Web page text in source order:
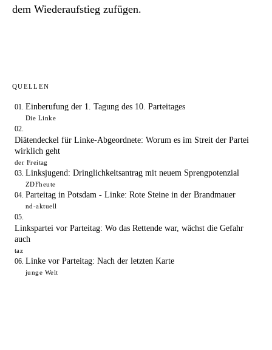
dem Wiederaufstieg zufügen.
QUELLEN
Einberufung der 1. Tagung des 10. Parteitages
Die Linke
Diätendeckel für Linke-Abgeordnete: Worum es im Streit der Partei
wirklich geht
der Freitag
Linksjugend: Dringlichkeitsantrag mit neuem Sprengpotenzial
ZDFheute
Parteitag in Potsdam - Linke: Rote Steine in der Brandmauer
nd-aktuell
Linkspartei vor Parteitag: Wo das Rettende war, wächst die Gefahr
auch
taz
Linke vor Parteitag: Nach der letzten Karte
junge Welt